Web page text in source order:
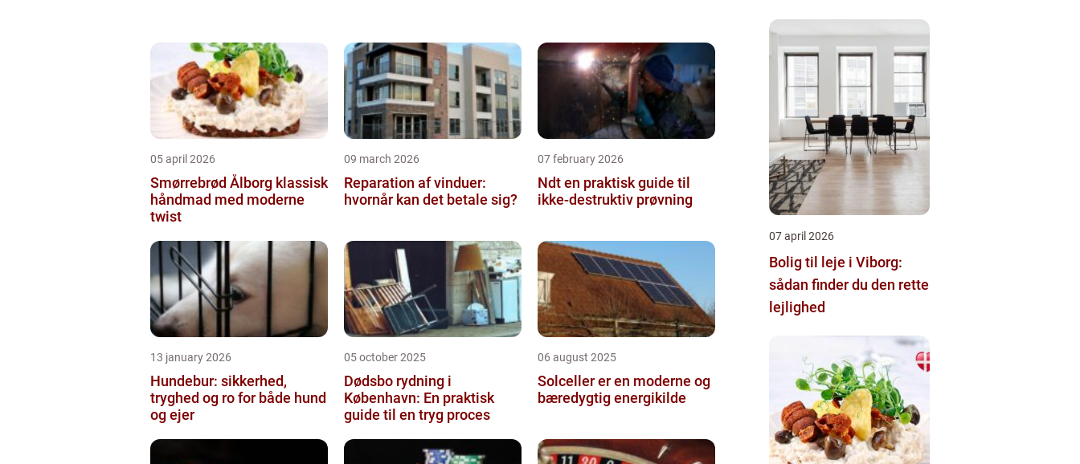
05 april 2026
Smørrebrød Ålborg klassisk
håndmad med moderne
twist
09 march 2026
Reparation af vinduer:
hvornår kan det betale sig?
07 february 2026
Ndt en praktisk guide til
ikke-destruktiv prøvning
13 january 2026
Hundebur: sikkerhed,
tryghed og ro for både hund
og ejer
05 october 2025
Dødsbo rydning i
København: En praktisk
guide til en tryg proces
06 august 2025
Solceller er en moderne og
bæredygtig energikilde
07 april 2026
Bolig til leje i Viborg:
sådan finder du den rette
lejlighed